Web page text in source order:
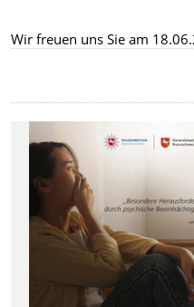
Wir freuen uns Sie am